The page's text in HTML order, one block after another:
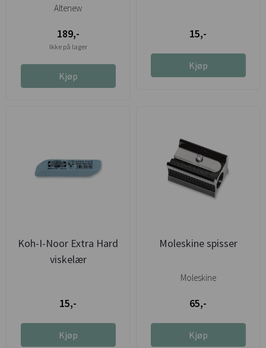
Altenew
189,-
Ikke på lager
Kjøp
15,-
Kjøp
Koh-I-Noor Extra Hard
viskelær
15,-
Kjøp
Moleskine spisser
Moleskine
65,-
Kjøp